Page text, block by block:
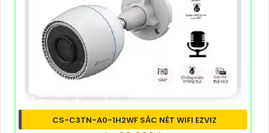
CS-C3TN-A0-1H2WF SẮC NÉT WIFI EZVIZ